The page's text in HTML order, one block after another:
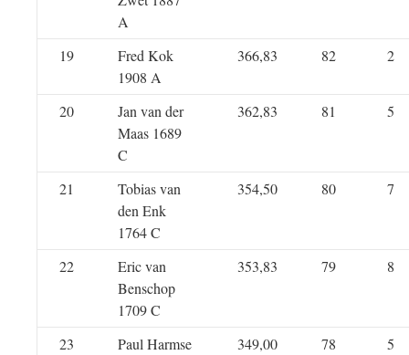
A
19
Fred Kok
1908 A
366,83 82 2
20
Jan van der
Maas 1689
C
362,83 81 5
21
Tobias van
den Enk
1764 C
354,50 80 7
22
Eric van
Benschop
1709 C
353,83 79 8
23
Paul Harmse
349,00 78 5